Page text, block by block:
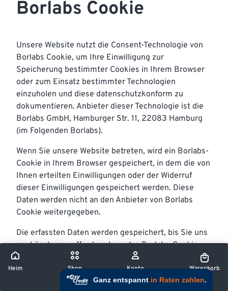
Borlabs Cookie
Unsere Website nutzt die Consent-Technologie von
Borlabs Cookie, um Ihre Einwilligung zur
Speicherung bestimmter Cookies in Ihrem Browser
oder zum Einsatz bestimmter Technologien
einzuholen und diese datenschutzkonform zu
dokumentieren. Anbieter dieser Technologie ist die
Borlabs GmbH, Hamburger Str. 11, 22083 Hamburg
(im Folgenden Borlabs).
Wenn Sie unsere Website betreten, wird ein Borlabs-
Cookie in Ihrem Browser gespeichert, in dem die von
Ihnen erteilten Einwilligungen oder der Widerruf
dieser Einwilligungen gespeichert werden. Diese
Daten werden nicht an den Anbieter von Borlabs
Cookie weitergegeben.
Die erfassten Daten werden gespeichert, bis Sie uns
zur Löschung auffordern bzw. das Borlabs-Cookie
selbst löschen oder der Zweck für die
Datenspeicherung entfällt. Zwingende gesetzliche
Aufbewahrungsfristen bleiben unberührt. Details zur
Heim Shop Konto Warenkorb